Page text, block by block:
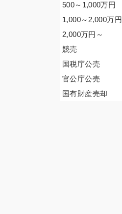
500～1,000万円
1,000～2,000万円
2,000万円 ～
競売
国税庁公売
官公庁公売
国有財産売却